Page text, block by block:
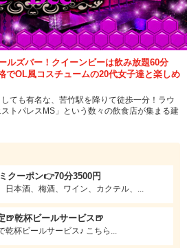
ルズバー！クイーンビーは飲み放題60分
でOL風コスチュームの20代女子達と楽しめ
ても有名な、苦竹駅を降りて徒歩一分！ラウ
トパレスMS」という数々の飲食店が集まる建
ルズバーです。
トスカートいう、OL風のコスチュームに身を
躍中。明るく楽しい女の子が多く在籍するか
みたい方におススメ！ゲームが好きな子や、
ットを飼っている女の子だったり、様々な趣
尽きません。うちの娘達はみんな個性強すぎ
、要所に設置されたピンクのネオンが妖しく光
るカウンター席と、ゆったり寛いで飲めるボ
クーポン👉70分3500円
日本酒、梅酒、ワイン、カクテル、...
🍺乾杯ビールサービス🍺
杯ビールサービス♪ こちら...